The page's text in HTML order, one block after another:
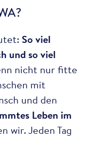
So viel
und so viel
nicht nur fitte
mit
und den
Leben im
wir. Jeden Tag